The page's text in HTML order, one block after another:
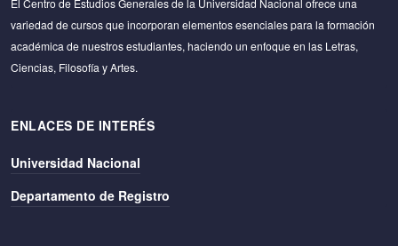
El Centro de Estudios Generales de la Universidad Nacional ofrece una
variedad de cursos que incorporan elementos esenciales para la formación
académica de nuestros estudiantes, haciendo un enfoque en las Letras,
Ciencias, Filosofía y Artes.
ENLACES DE INTERÉS
Universidad Nacional
Departamento de Registro